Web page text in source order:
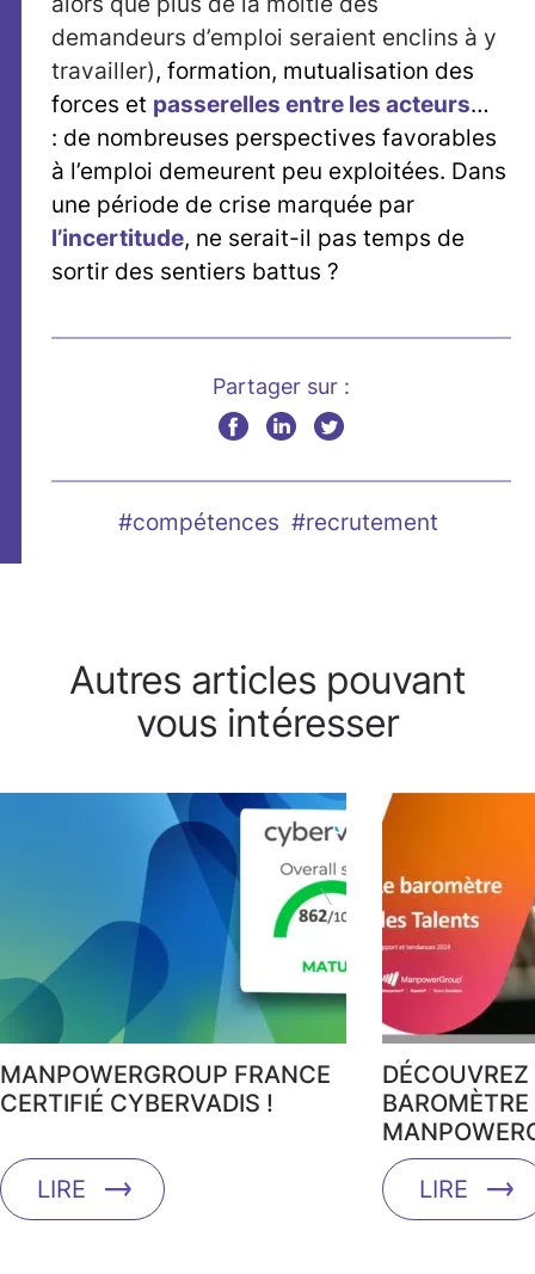
demandeurs d’emploi seraient enclins à y
travailler), formation, mutualisation des
forces et passerelles entre les acteurs…
: de nombreuses perspectives favorables
à l’emploi demeurent peu exploitées. Dans
une période de crise marquée par
l’incertitude, ne serait-il pas temps de
sortir des sentiers battus ?
Partager sur :
#compétences #recrutement
Autres articles pouvant
vous intéresser
MANPOWERGROUP FRANCE
CERTIFIÉ CYBERVADIS !
LIRE
DÉCOUVREZ
LIRE